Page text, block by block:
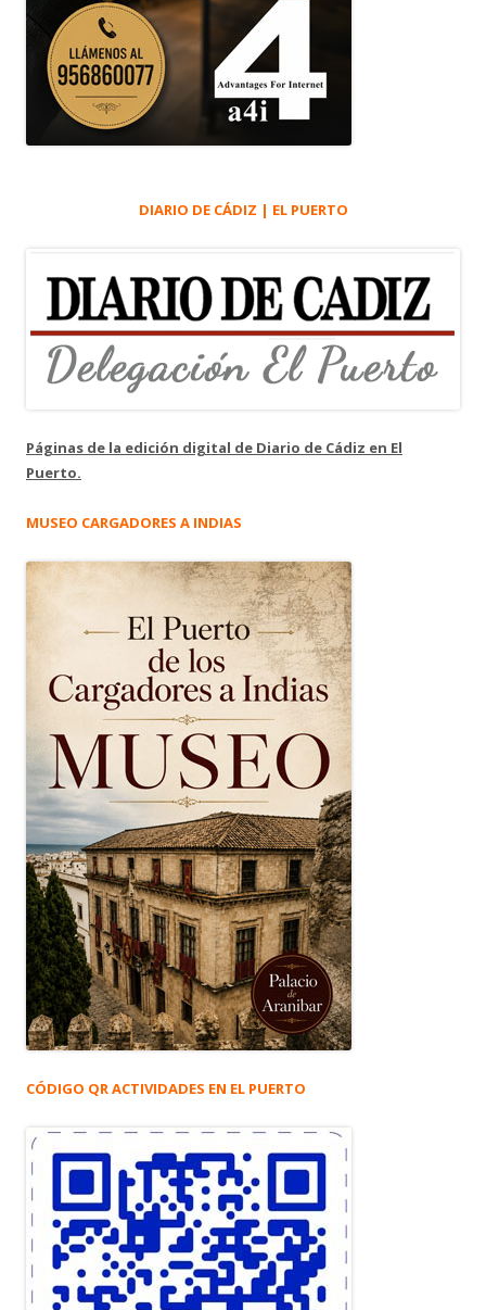
DIARIO DE CÁDIZ | EL PUERTO
Páginas de la edición digital de Diario de Cádiz en El
Puerto.
MUSEO CARGADORES A INDIAS
CÓDIGO QR ACTIVIDADES EN EL PUERTO